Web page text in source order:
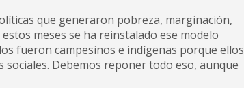
que generaron pobreza, marginación,
meses se ha reinstalado ese modelo
fueron campesinos e indígenas porque ellos
Debemos reponer todo eso, aunque